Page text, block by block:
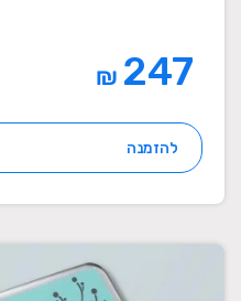
₪
להזמנה